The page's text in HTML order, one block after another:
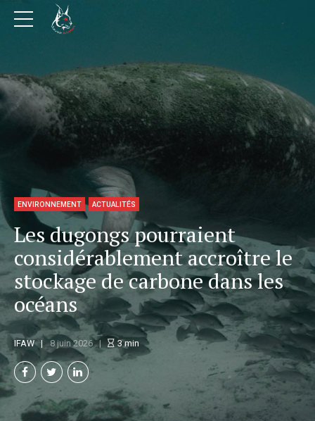
ENVIRONNEMENT ACTUALITÉS
Les dugongs pourraient
considérablement accroître le
stockage de carbone dans les
océans
IFAW 8 juin 2026 3min